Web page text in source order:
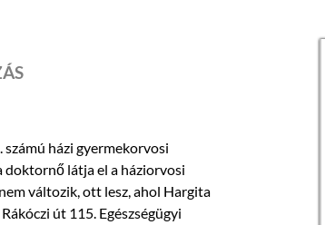
házi gyermekorvosi
látja el a háziorvosi
változik, ott lesz, ahol Hargita
út 115. Egészségügyi